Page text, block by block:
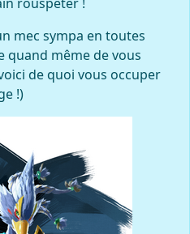
mec sympa en toutes
quand même de vous
de quoi vous occuper
!)